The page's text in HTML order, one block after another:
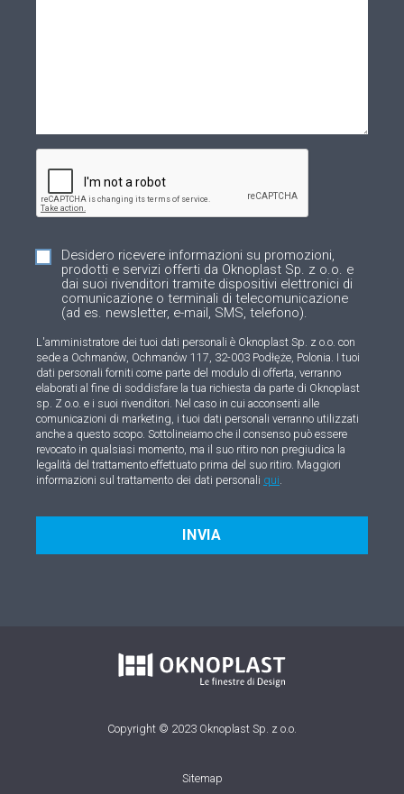
Desidero ricevere informazioni su promozioni,
prodotti e servizi offerti da Oknoplast Sp. z o.o. e
dai suoi rivenditori tramite dispositivi elettronici di
comunicazione o terminali di telecomunicazione
(ad es. newsletter, e-mail, SMS, telefono).
L'amministratore dei tuoi dati personali è Oknoplast Sp. z o.o. con
sede a Ochmanów, Ochmanów 117, 32-003 Podłęże, Polonia. I tuoi
dati personali forniti come parte del modulo di offerta, verranno
elaborati al fine di soddisfare la tua richiesta da parte di Oknoplast
sp. Z o.o. e i suoi rivenditori. Nel caso in cui acconsenti alle
comunicazioni di marketing, i tuoi dati personali verranno utilizzati
anche a questo scopo. Sottolineiamo che il consenso può essere
revocato in qualsiasi momento, ma il suo ritiro non pregiudica la
legalità del trattamento effettuato prima del suo ritiro. Maggiori
informazioni sul trattamento dei dati personali qui.
INVIA
Copyright © 2023 Oknoplast Sp. z o.o.
Sitemap